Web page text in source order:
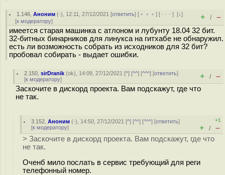
1.146 ,Аноним (-), 12:11, 27/12/2021 [ответить] [ ﹢﹢﹢] [ · · ·][↓]
[к модератору] + / –
имеется старая машинка с атлоном и лубунту 18.04 32 бит.
32-битных бинарников для линукса на гитхабе не обнаружил.
есть ли возможность собрать из исходников для 32 бит?
пробовал собирать - выдает ошибки.
2.150 ,sirDranik (ok), 14:09, 27/12/2021 [^] [^^] [^^^] [ответить]
[к модератору] + / –
Заскочите в дискорд проекта. Вам подскажут, где что
не так.
3.152 ,Аноним (-), 14:50, 27/12/2021 [^] [^^] [^^^] [ответить]
[к модератору]
+1
+ / –
> Заскочите в дискорд проекта. Вам подскажут, где что
не так.
Оченб мило послать в сервис требующий для реги
телефонный номер.